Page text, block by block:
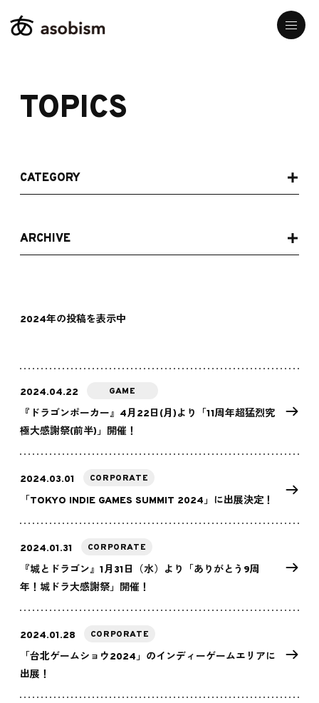
TOPICS
2024年の投稿を表示中
2024.04.22 GAME
『ドラゴンポーカー』4月22日(月)より「11周年超猛烈究
極大感謝祭(前半)」開催！
2024.03.01 CORPORATE
「TOKYO INDIE GAMES SUMMIT 2024」に出展決定！
2024.01.31 CORPORATE
『城とドラゴン』1月31日（水）より「ありがとう9周
年！城ドラ大感謝祭」開催！
2024.01.28 CORPORATE
「台北ゲームショウ2024」のインディーゲームエリアに
出展！
CATEGORY
ARCHIVE